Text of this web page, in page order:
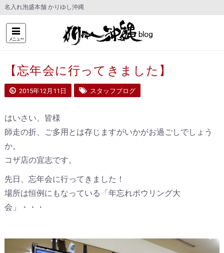
名入れ泡盛本舗 かりゆし沖縄
メニュー
【忘年会に行ってきました】
2015年12月11日 スタッフブログ
はいさい、皆様
師走の折、ご多用とは存じますがいかがお過ごしでしょう
か。
コザ店の宜志です。
先日、忘年会に行ってきました！
場所は恒例にもなっている「年忘れボウリング大
会」・・・